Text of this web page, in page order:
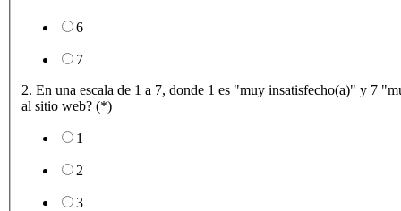
6
7
2. En una escala de 1 a 7, donde 1 es "muy insatisfecho(a)" y 7
al sitio web? (*)
1
2
3